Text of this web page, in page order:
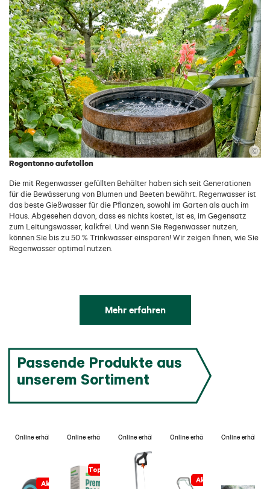
Regentonne aufstellen
Die mit Regenwasser gefüllten Behälter haben sich seit Generationen
für die Bewässerung von Blumen und Beeten bewährt. Regenwasser ist
das beste Gießwasser für die Pflanzen, sowohl im Garten als auch im
Haus. Abgesehen davon, dass es nichts kostet, ist es, im Gegensatz
zum Leitungswasser, kalkfrei. Und wenn Sie Regenwasser nutzen,
können Sie bis zu 50 % Trinkwasser einsparen! Wir zeigen Ihnen, wie Sie
Regenwasser optimal nutzen.
Mehr erfahren
©
Passende Produkte aus
unserem Sortiment
Online erhältlich
Aktion
Online erhältlich
Topseller
Online erhältlich Online erhältlich
Aktion
Online erhältlich